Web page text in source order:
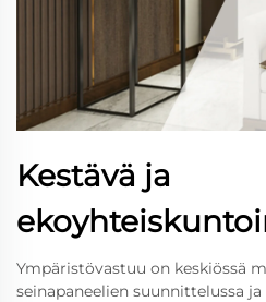
Kestävä ja
Ympäristövastuu on keskiössä
seinapaneelien suunnittelussa